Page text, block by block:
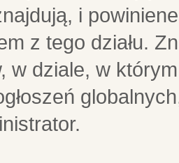
i
z tego działu.
w dziale, w